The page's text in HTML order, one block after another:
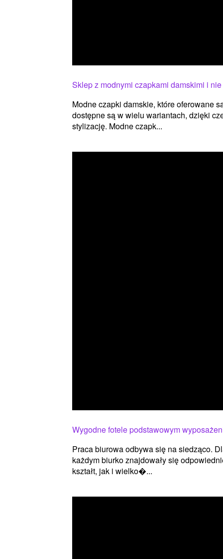
Sklep z modnymi czapkami damskimi i
Modne czapki damskie, które oferowane
dostępne są w wielu wariantach, dzięki
stylizację. Modne czapk...
Wygodne fotele podstawowym
Praca biurowa odbywa się na siedząco.
każdym biurko znajdowały się
kształt, jak i wielko�...